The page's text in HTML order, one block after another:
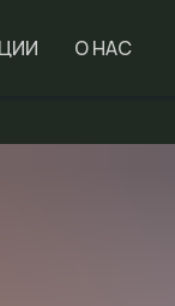
О НАС